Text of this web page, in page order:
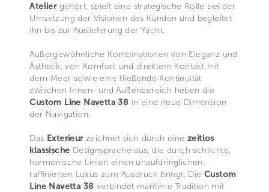
Ateliergehört, spielt eine strategische Rolle bei der
Umsetzung der Visionen des Kunden und begleitet
ihn bis zur Auslieferung der Yacht.
Außergewöhnliche Kombinationen von Eleganz und
Ästhetik, von Komfort und direktem Kontakt mit
dem Meer sowie eine fließende Kontinuität
zwischen Innen- und Außenbereich heben die
Custom Line Navetta 38 in eine neue Dimension
der Navigation.
Das Exterieurzeichnet sich durch eine zeitlos
klassische Designsprache aus, die durch schlichte,
harmonische Linien einen unaufdringlichen,
raffinierten Luxus zum Ausdruck bringt. Die Custom
Line Navetta 38 verbindet maritime Tradition mit